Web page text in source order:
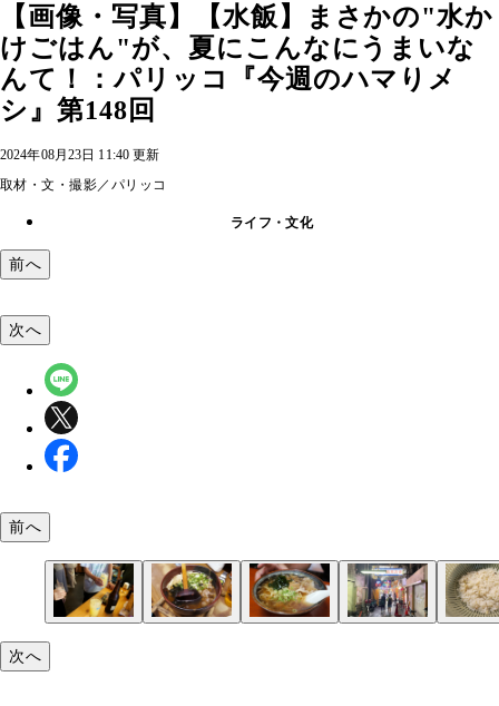
【画像・写真】【水飯】まさかの"水か
けごはん"が、夏にこんなにうまいな
んて！：パリッコ『今週のハマりメ
シ』第148回
2024年08月23日 11:40 更新
取材・文・撮影／パリッコ
ライフ・文化
前へ
次へ
前へ
次へ